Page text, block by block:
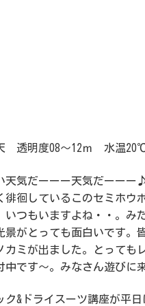
透明度08～12ｍ 水温
天気だーーー天気だーー
徊しているこのセミホウ
いつもいますよね・・。み
景がとっても面白いです。
カミが出ました。とって
中です～。みなさん遊びに
ク&ドライスーツ講座が平